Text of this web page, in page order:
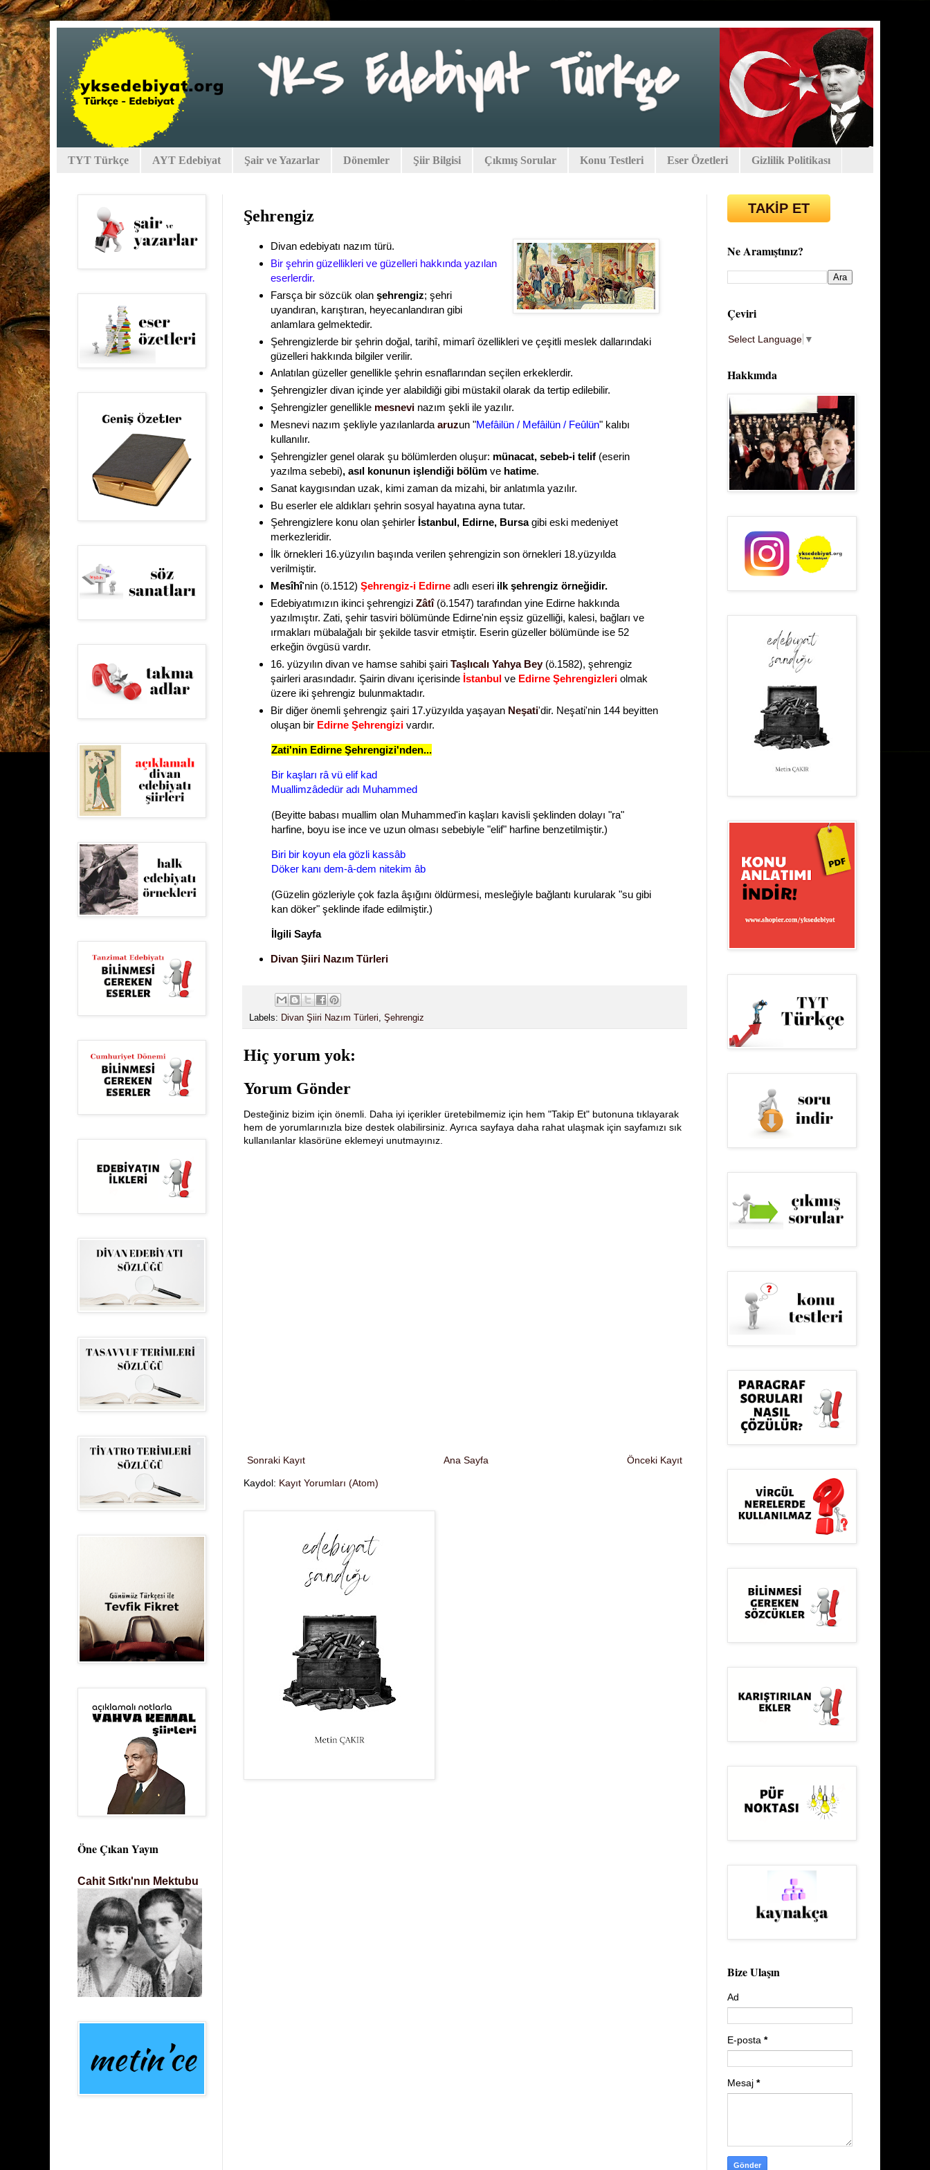
TYT Türkçe AYT Edebiyat Şair ve Yazarlar Dönemler Şiir Bilgisi Çıkmış Sorular Konu Testleri Eser Özetleri Gizlilik Politikası
Şehrengiz
Divan edebiyatı nazım türü.
Bir şehrin güzellikleri ve güzelleri hakkında yazılan
eserlerdir.
Farsça bir sözcük olan şehrengiz; şehri
uyandıran, karıştıran, heyecanlandıran gibi
anlamlara gelmektedir.
Şehrengizlerde bir şehrin doğal, tarihî, mimarî özellikleri ve çeşitli meslek dallarındaki
güzelleri hakkında bilgiler verilir.
Anlatılan güzeller genellikle şehrin esnaflarından seçilen erkeklerdir.
Şehrengizler divan içinde yer alabildiği gibi müstakil olarak da tertip edilebilir.
Şehrengizler genellikle mesnevinazım şekli ile yazılır.
Mesnevi nazım şekliyle yazılanlarda aruzun "Mefâilün / Mefâilün / Feûlün" kalıbı
kullanılır.
Şehrengizler genel olarak şu bölümlerden oluşur: münacat, sebeb-i telif (eserin
yazılma sebebi), asıl konunun işlendiği bölümve hatime.
Sanat kaygısından uzak, kimi zaman da mizahi, bir anlatımla yazılır.
Bu eserler ele aldıkları şehrin sosyal hayatına ayna tutar.
Şehrengizlere konu olan şehirler İstanbul, Edirne, Bursagibi eski medeniyet
merkezleridir.
İlk örnekleri 16.yüzyılın başında verilen şehrengizin son örnekleri 18.yüzyılda
verilmiştir.
Mesîhî'nin (ö.1512) Şehrengiz-i Edirneadlı eseri ilk şehrengiz örneğidir.
Edebiyatımızın ikinci şehrengizi Zâtî (ö.1547) tarafından yine Edirne hakkında
yazılmıştır. Zati, şehir tasviri bölümünde Edirne'nin eşsiz güzelliği, kalesi, bağları ve
ırmakları mübalağalı bir şekilde tasvir etmiştir. Eserin güzeller bölümünde ise 52
erkeğin övgüsü vardır.
16. yüzyılın divan ve hamse sahibi şairi Taşlıcalı Yahya Bey(ö.1582), şehrengiz
şairleri arasındadır. Şairin divanı içerisinde İstanbul veEdirne Şehrengizleriolmak
üzere iki şehrengiz bulunmaktadır.
Bir diğer önemli şehrengiz şairi 17.yüzyılda yaşayan Neşati'dir. Neşati'nin 144 beyitten
oluşan bir Edirne Şehrengizivardır.
Zati'nin Edirne Şehrengizi'nden...
Bir kaşları râ vü elif kad
Muallimzâdedür adı Muhammed
(Beyitte babası muallim olan Muhammed'in kaşları kavisli şeklinden dolayı "ra"
harfine, boyu ise ince ve uzun olması sebebiyle "elif" harfine benzetilmiştir.)
Biri bir koyun ela gözli kassâb
Döker kanı dem-â-dem nitekim âb
(Güzelin gözleriyle çok fazla âşığını öldürmesi, mesleğiyle bağlantı kurularak "su gibi
kan döker" şeklinde ifade edilmiştir.)
İlgili Sayfa
Divan Şiiri Nazım Türleri
Labels: Divan Şiiri Nazım Türleri, Şehrengiz
Hiç yorum yok:
Yorum Gönder
Desteğiniz bizim için önemli. Daha iyi içerikler üretebilmemiz için hem "Takip Et" butonuna tıklayarak
hem de yorumlarınızla bize destek olabilirsiniz. Ayrıca sayfaya daha rahat ulaşmak için sayfamızı sık
kullanılanlar klasörüne eklemeyi unutmayınız.
Sonraki Kayıt Önceki Kayıt
Ana Sayfa
Kaydol: Kayıt Yorumları (Atom)
Öne Çıkan Yayın
Cahit Sıtkı'nın Mektubu
TAKİP ET
Ne Aramıştınız?
Çeviri
Select Language ▼
Hakkımda
Bize Ulaşın
Ad
E-posta *
Mesaj *